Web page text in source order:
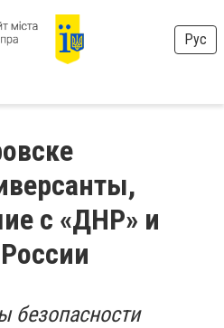
Рус
с «ДНР» и
безопасности